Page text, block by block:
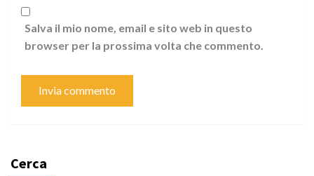
Salva il mio nome, email e sito web in questo
browser per la prossima volta che commento.
Cerca